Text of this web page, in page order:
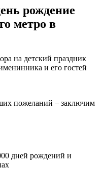
рождение
метро в
на детский праздник
и его гостей
пожеланий – заключим
дней рождений и